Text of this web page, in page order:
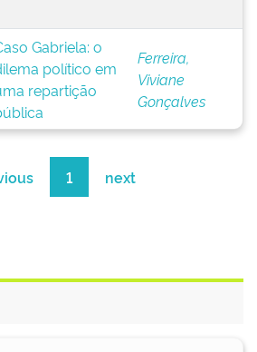
Gabriela: o
político em
repartição
Ferreira,
Viviane
Gonçalves
1 next